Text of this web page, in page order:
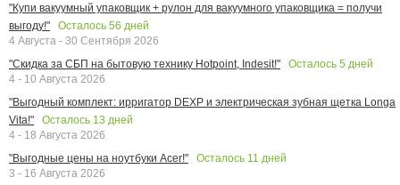
"Купи вакуумный упаковщик + рулон для вакуумного упаковщика = получи
выгоду!"
Осталось 56 дней
4 Августа - 30 Сентября 2026
"Скидка за СБП на бытовую технику Hotpoint, Indesit!"
Осталось 5 дней
4 - 10 Августа 2026
"Выгодный комплект: ирригатор DEXP и электрическая зубная щетка Longa
Vita!"
Осталось 13 дней
4 - 18 Августа 2026
"Выгодные цены на ноутбуки Acer!"
Осталось 11 дней
3 - 16 Августа 2026